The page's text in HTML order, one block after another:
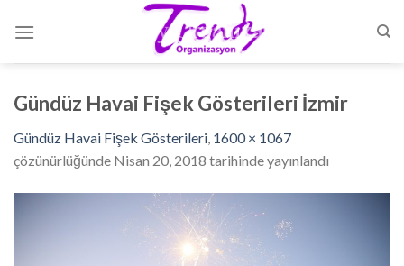
Gündüz Havai Fişek Gösterileri İzmir
Gündüz Havai Fişek Gösterileri, 1600 × 1067
çözünürlüğünde Nisan 20, 2018 tarihinde yayınlandı